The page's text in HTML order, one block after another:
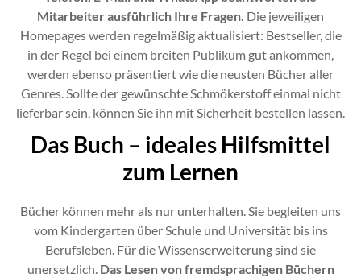
Mitarbeiter ausführlich Ihre Fragen. Die jeweiligen
Homepages werden regelmäßig aktualisiert: Bestseller, die
in der Regel bei einem breiten Publikum gut ankommen,
werden ebenso präsentiert wie die neusten Bücher aller
Genres. Sollte der gewünschte Schmökerstoff einmal nicht
lieferbar sein, können Sie ihn mit Sicherheit bestellen lassen.
Das Buch – ideales Hilfsmittel
zum Lernen
Bücher können mehr als nur unterhalten. Sie begleiten uns
vom Kindergarten über Schule und Universität bis ins
Berufsleben. Für die Wissenserweiterung sind sie
unersetzlich. Das Lesen von fremdsprachigen Büchern